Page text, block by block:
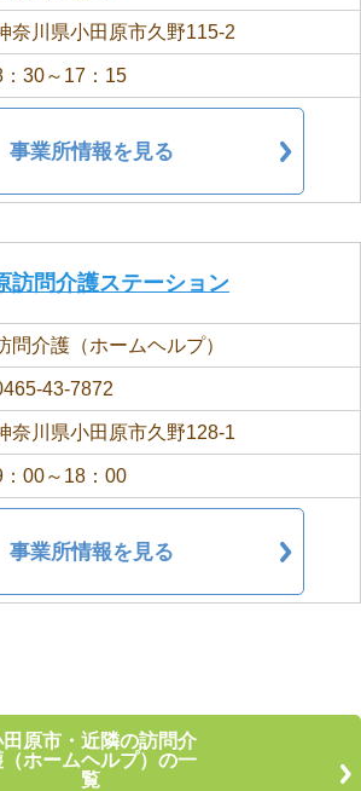
奈川県小田原市久野115-2
：30～17：15
事業所情報を見る
訪問介護ステーション
問介護（ホームヘルプ）
43-7872
奈川県小田原市久野128-1
：00～18：00
事業所情報を見る
田原市・近隣の訪問介
（ホームヘルプ）の一
覧